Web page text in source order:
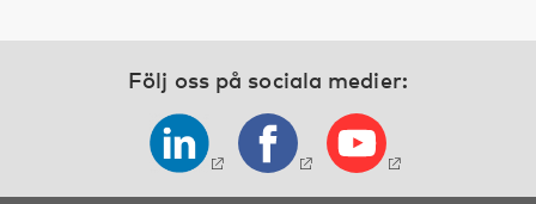
Följ oss på sociala medier: